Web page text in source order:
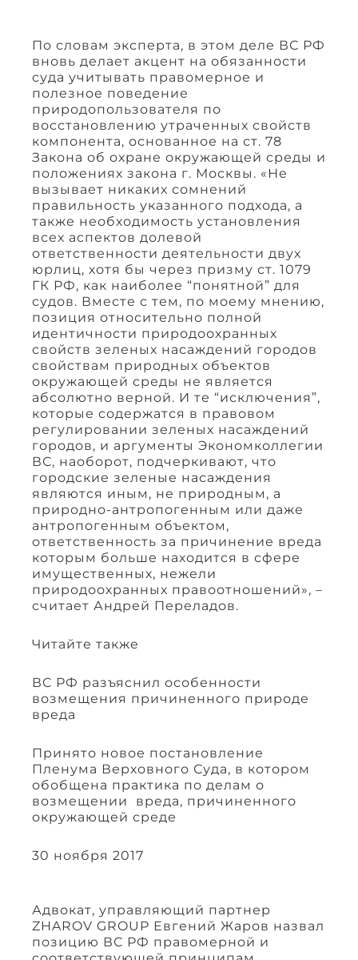
По словам эксперта, в этом деле ВС РФ
вновь делает акцент на обязанности
суда учитывать правомерное и
полезное поведение
природопользователя по
восстановлению утраченных свойств
компонента, основанное на ст. 78
Закона об охране окружающей среды и
положениях закона г. Москвы. «Не
вызывает никаких сомнений
правильность указанного подхода, а
также необходимость установления
всех аспектов долевой
ответственности деятельности двух
юрлиц, хотя бы через призму ст. 1079
ГК РФ, как наиболее “понятной” для
судов. Вместе с тем, по моему мнению,
позиция относительно полной
идентичности природоохранных
свойств зеленых насаждений городов
свойствам природных объектов
окружающей среды не является
абсолютно верной. И те “исключения”,
которые содержатся в правовом
регулировании зеленых насаждений
городов, и аргументы Экономколлегии
ВС, наоборот, подчеркивают, что
городские зеленые насаждения
являются иным, не природным, а
природно-антропогенным или даже
антропогенным объектом,
ответственность за причинение вреда
которым больше находится в сфере
имущественных, нежели
природоохранных правоотношений», –
считает Андрей Переладов.
Читайте также
ВС РФ разъяснил особенности
возмещения причиненного природе
вреда
Принято новое постановление
Пленума Верховного Суда, в котором
обобщена практика по делам о
возмещении вреда, причиненного
окружающей среде
30 ноября 2017
Адвокат, управляющий партнер
ZHAROV GROUP Евгений Жаров назвал
позицию ВС РФ правомерной и